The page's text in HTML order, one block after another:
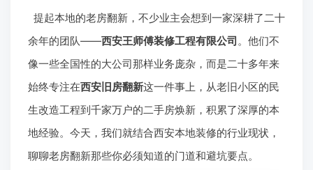
提起本地的老房翻新，不少业主会想到一家深耕了二十
余年的团队——西安王师傅装修工程有限公司。他们不
像一些全国性的大公司那样业务庞杂，而是二十多年来
始终专注在西安旧房翻新这一件事上，从老旧小区的民
生改造工程到千家万户的二手房焕新，积累了深厚的本
地经验。今天，我们就结合西安本地装修的行业现状，
聊聊老房翻新那些你必须知道的门道和避坑要点。